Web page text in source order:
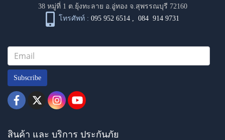
38 หมู่ที่ 1 ต.ยุ้งทะลาย อ.อู่ทอง จ.สุพรรณบุรี 72160
โทรศัพท์ : 095 952 6514 ,084 914 9731
Subscribe
สินค้า และ บริการ ประกันภัย